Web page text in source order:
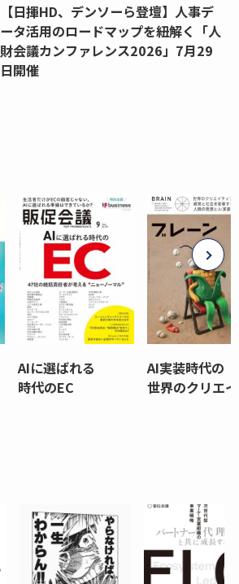
【日揮HD、デンソーら登壇】人事デ
ータ活用のロードマップを紐解く「人
財会議カンファレンス2026」7月29
日開催
AIに選ばれる
時代のEC
AI実装時代の
世界のクリエ